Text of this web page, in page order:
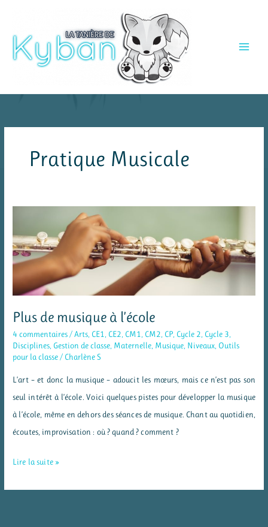
contenu
Pratique Musicale
Plus de musique à l’école
4 commentaires/Arts, CE1, CE2, CM1, CM2, CP, Cycle 2, Cycle 3,
Disciplines, Gestion de classe, Maternelle, Musique, Niveaux, Outils
pour la classe/ Charlène S
L’art – et donc la musique – adoucit les mœurs, mais ce n’est pas son
seul intérêt à l’école. Voici quelques pistes pour développer la musique
à l’école, même en dehors des séances de musique. Chant au quotidien,
écoutes, improvisation : où ? quand ? comment ?
Plus
Lire la suite »